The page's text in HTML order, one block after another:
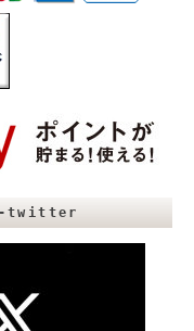
twitter